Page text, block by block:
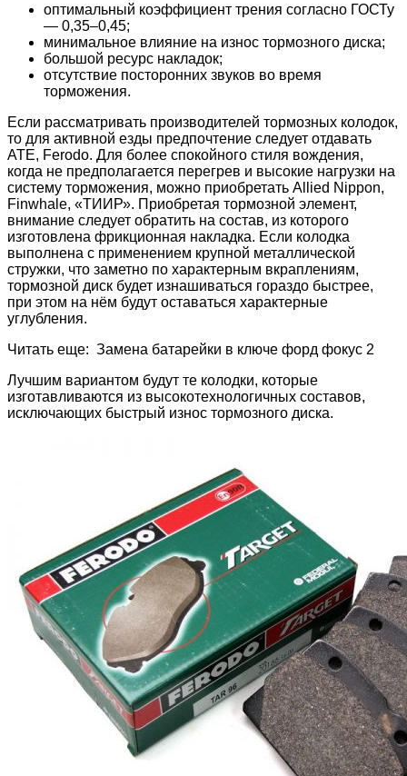
оптимальный коэффициент трения согласно ГОСТу
— 0,35–0,45;
минимальное влияние на износ тормозного диска;
большой ресурс накладок;
отсутствие посторонних звуков во время
торможения.
Если рассматривать производителей тормозных колодок,
то для активной езды предпочтение следует отдавать
АТЕ, Ferodo. Для более спокойного стиля вождения,
когда не предполагается перегрев и высокие нагрузки на
систему торможения, можно приобретать Allied Nippon,
Finwhale, «ТИИР». Приобретая тормозной элемент,
внимание следует обратить на состав, из которого
изготовлена фрикционная накладка. Если колодка
выполнена с применением крупной металлической
стружки, что заметно по характерным вкраплениям,
тормозной диск будет изнашиваться гораздо быстрее,
при этом на нём будут оставаться характерные
углубления.
Читать еще: Замена батарейки в ключе форд фокус 2
Лучшим вариантом будут те колодки, которые
изготавливаются из высокотехнологичных составов,
исключающих быстрый износ тормозного диска.